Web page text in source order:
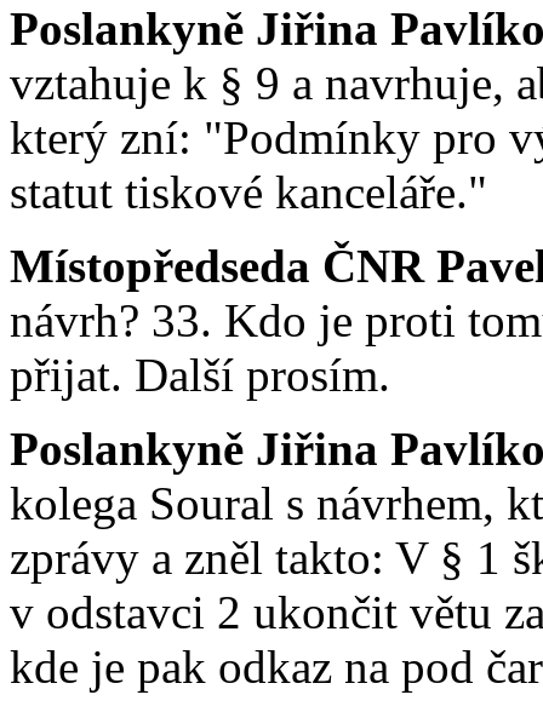
Poslankyně Jiřina
vztahuje k § 9 a navrhuje,
který zní: "Podmínky pro
statut tiskové kanceláře."
Místopředseda ČNR
návrh? 33. Kdo je proti
přijat. Další prosím.
Poslankyně Jiřina
kolega Soural s návrhem,
zprávy a zněl takto: V § 1
v odstavci 2 ukončit větu
kde je pak odkaz na pod